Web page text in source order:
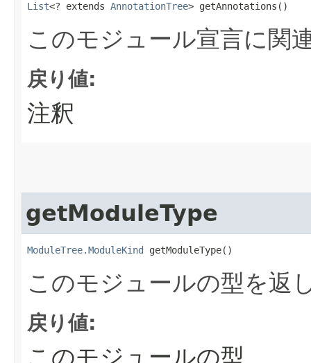
List<? extends AnnotationTree> getAnnotations()
このモジュール宣言に関
戻り値:
注釈
getModuleType
ModuleTree.ModuleKind getModuleType()
このモジュールの型を返
戻り値:
このモジュールの型